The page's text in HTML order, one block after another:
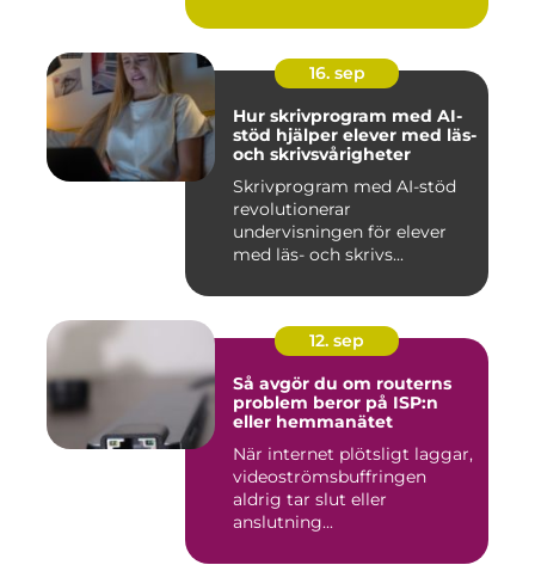
16. sep
Hur skrivprogram med AI-
stöd hjälper elever med läs-
och skrivsvårigheter
Skrivprogram med AI-stöd
revolutionerar
undervisningen för elever
med läs- och skrivs...
12. sep
Så avgör du om routerns
problem beror på ISP:n
eller hemmanätet
När internet plötsligt laggar,
videoströmsbuffringen
aldrig tar slut eller
anslutning...